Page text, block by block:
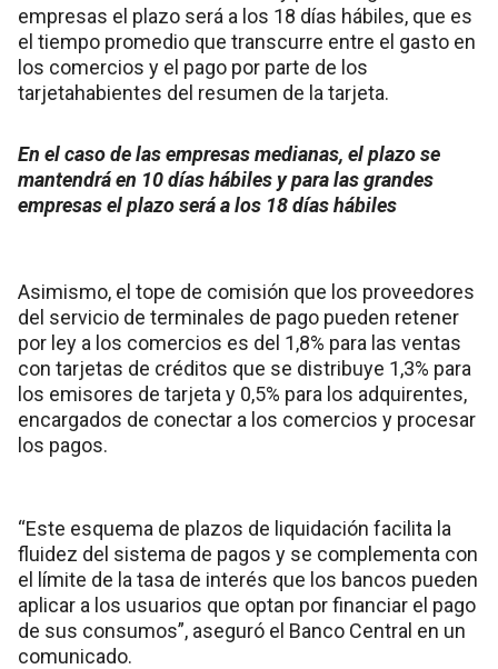
empresas el plazo será a los 18 días hábiles, que es
el tiempo promedio que transcurre entre el gasto en
los comercios y el pago por parte de los
tarjetahabientes del resumen de la tarjeta.
En el caso de las empresas medianas, el plazo se
mantendrá en 10 días hábiles y para las grandes
empresas el plazo será a los 18 días hábiles
Asimismo, el tope de comisión que los proveedores
del servicio de terminales de pago pueden retener
por ley a los comercios es del 1,8% para las ventas
con tarjetas de créditos que se distribuye 1,3% para
los emisores de tarjeta y 0,5% para los adquirentes,
encargados de conectar a los comercios y procesar
los pagos.
“Este esquema de plazos de liquidación facilita la
fluidez del sistema de pagos y se complementa con
el límite de la tasa de interés que los bancos pueden
aplicar a los usuarios que optan por financiar el pago
de sus consumos”, aseguró el Banco Central en un
comunicado.